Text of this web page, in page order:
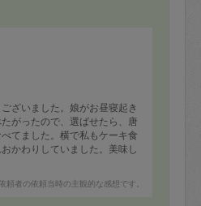
ざいました。娘がお昼寝起き
がったので、選ばせたら、唐
てました。横で私もケーキ食
かわりしていました。美味し
ざいました。
頼者の依頼当時の主観的な感想です。